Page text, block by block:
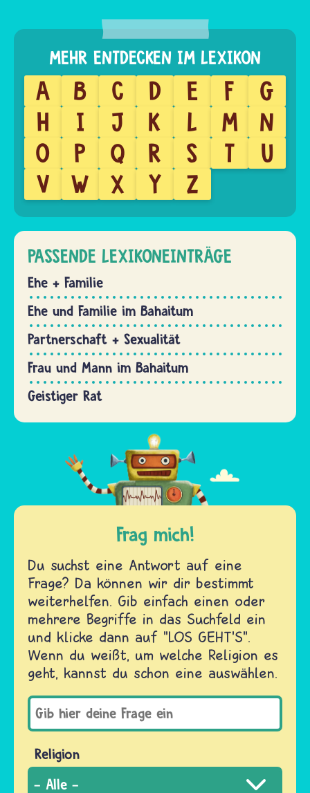
A B C D E F
G
H
I J K L M
N
O
P Q R S T
U
V
W X Y Z
PASSENDE LEXIKONEINTRÄGE
Ehe + Familie
Ehe und Familie im Bahaitum
Partnerschaft + Sexualität
Frau und Mann im Bahaitum
Geistiger Rat
Frag mich!
Du suchst eine Antwort auf eine
Frage? Da können wir dir bestimmt
weiterhelfen. Gib einfach einen oder
mehrere Begriffe in das Suchfeld ein
und klicke dann auf "LOS GEHT'S".
Wenn du weißt, um welche Religion es
geht, kannst du schon eine auswählen.
Religion